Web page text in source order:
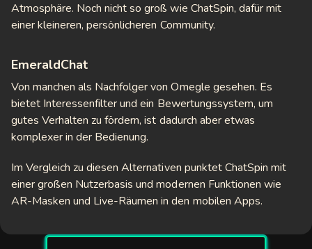
Atmosphäre. Noch nicht so groß wie ChatSpin, dafür mit
einer kleineren, persönlicheren Community.
EmeraldChat
Von manchen als Nachfolger von Omegle gesehen. Es
bietet Interessenfilter und ein Bewertungssystem, um
gutes Verhalten zu fördern, ist dadurch aber etwas
komplexer in der Bedienung.
Im Vergleich zu diesen Alternativen punktet ChatSpin mit
einer großen Nutzerbasis und modernen Funktionen wie
AR-Masken und Live-Räumen in den mobilen Apps.